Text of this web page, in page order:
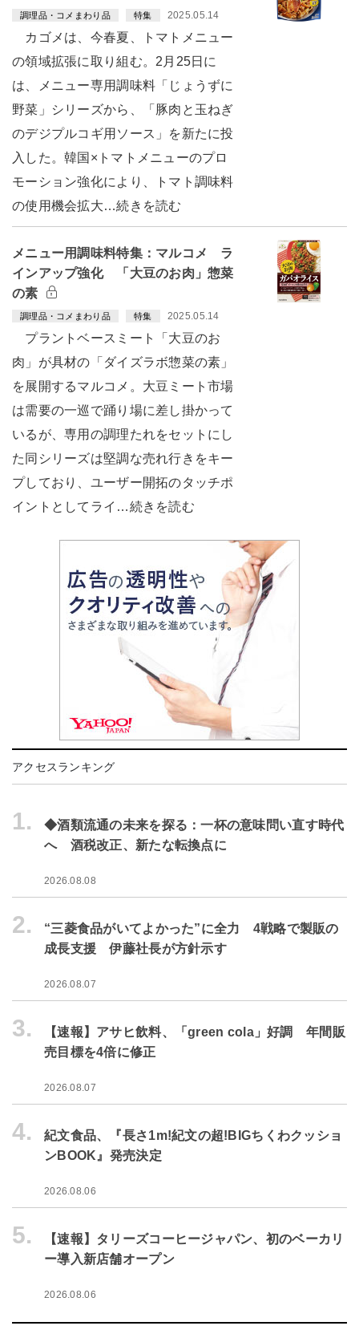
調理品・コメまわり品 特集 2025.05.14
カゴメは、今春夏、トマトメニュー
の領域拡張に取り組む。2月25日に
は、メニュー専用調味料「じょうずに
野菜」シリーズから、「豚肉と玉ねぎ
のデジプルコギ用ソース」を新たに投
入した。韓国×トマトメニューのプロ
モーション強化により、トマト調味料
の使用機会拡大…続きを読む
メニュー用調味料特集：マルコメ ラ
インアップ強化 「大豆のお肉」惣菜
の素
調理品・コメまわり品 特集 2025.05.14
プラントベースミート「大豆のお
肉」が具材の「ダイズラボ惣菜の素」
を展開するマルコメ。大豆ミート市場
は需要の一巡で踊り場に差し掛かって
いるが、専用の調理たれをセットにし
た同シリーズは堅調な売れ行きをキー
プしており、ユーザー開拓のタッチポ
イントとしてライ…続きを読む
アクセスランキング
1.
◆酒類流通の未来を探る：一杯の意味問い直す時代
へ 酒税改正、新たな転換点に
2026.08.08
2.
“三菱食品がいてよかった”に全力 4戦略で製販の
成長支援 伊藤社長が方針示す
2026.08.07
3.
【速報】アサヒ飲料、「green cola」好調 年間販
売目標を4倍に修正
2026.08.07
4.
紀文食品、『長さ1m!紀文の超!BIGちくわクッショ
ンBOOK』発売決定
2026.08.06
5.
【速報】タリーズコーヒージャパン、初のベーカリ
ー導入新店舗オープン
2026.08.06